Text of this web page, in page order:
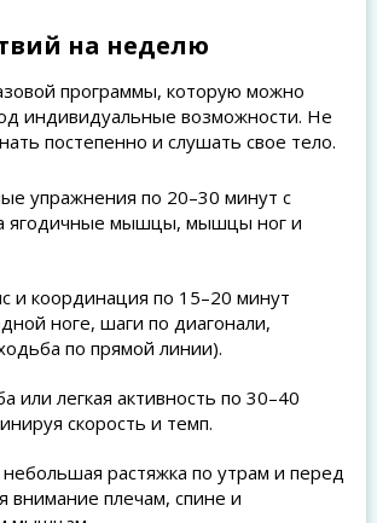
на неделю
программы, которую можно
индивидуальные возможности. Не
постепенно и слушать свое тело.
упражнения по 20–30 минут с
ягодичные мышцы, мышцы ног и
и координация по 15–20 минут
ноге, шаги по диагонали,
по прямой линии).
или легкая активность по 30–40
скорость и темп.
растяжка по утрам и перед
внимание плечам, спине и